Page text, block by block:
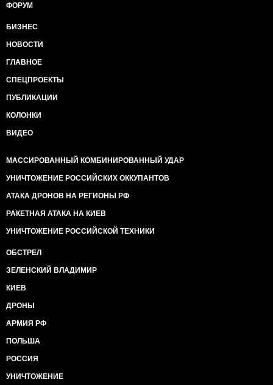
ФОРУМ
БИЗНЕС
НОВОСТИ
ГЛАВНОЕ
СПЕЦПРОЕКТЫ
ПУБЛИКАЦИИ
КОЛОНКИ
ВИДЕО
МАССИРОВАННЫЙ КОМБИНИРОВАННЫЙ УДАР
УНИЧТОЖЕНИЕ РОССИЙСКИХ ОККУПАНТОВ
АТАКА ДРОНОВ НА РЕГИОНЫ РФ
РАКЕТНАЯ АТАКА НА КИЕВ
УНИЧТОЖЕНИЕ РОССИЙСКОЙ ТЕХНИКИ
ОБСТРЕЛ
ЗЕЛЕНСКИЙ ВЛАДИМИР
КИЕВ
ДРОНЫ
АРМИЯ РФ
ПОЛЬША
РОССИЯ
УНИЧТОЖЕНИЕ